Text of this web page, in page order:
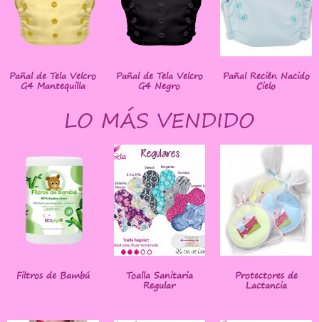
Pañal de Tela Velcro
G4 Mantequilla
Pañal de Tela Velcro
G4 Negro
Pañal Recién Nacido
Cielo
LO MÁS VENDIDO
Filtros de Bambú Toalla Sanitaria
Regular
Protectores de
Lactancia